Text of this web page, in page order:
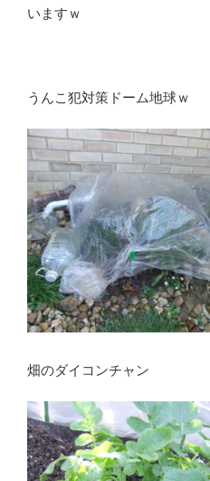
いますｗ
うんこ犯対策ドーム地球ｗ
畑のダイコンチャン